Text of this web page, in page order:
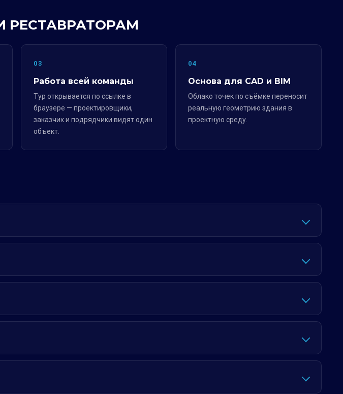
РЕСТАВРАТОРАМ
03
Работа всей команды
Тур открывается по ссылке в
браузере — проектировщики,
заказчик и подрядчики видят один
объект.
04
Основа для CAD и BIM
Облако точек по съёмке переносит
реальную геометрию здания в
проектную среду.